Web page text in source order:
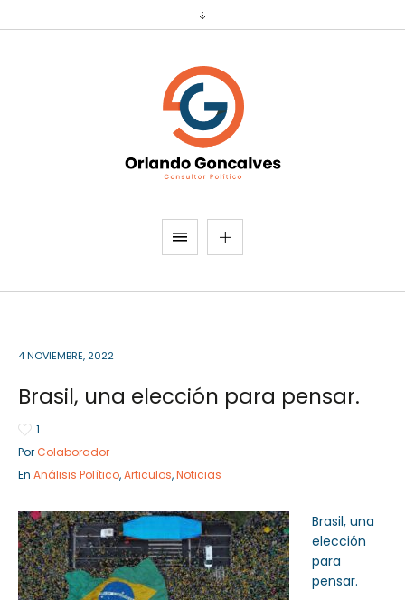
Servicios Servicios
4 NOVIEMBRE, 2022
Brasil, una elección para pensar.
1
Por Colaborador
En Análisis Político,Articulos,Noticias
Brasil, una
elección
para
pensar.